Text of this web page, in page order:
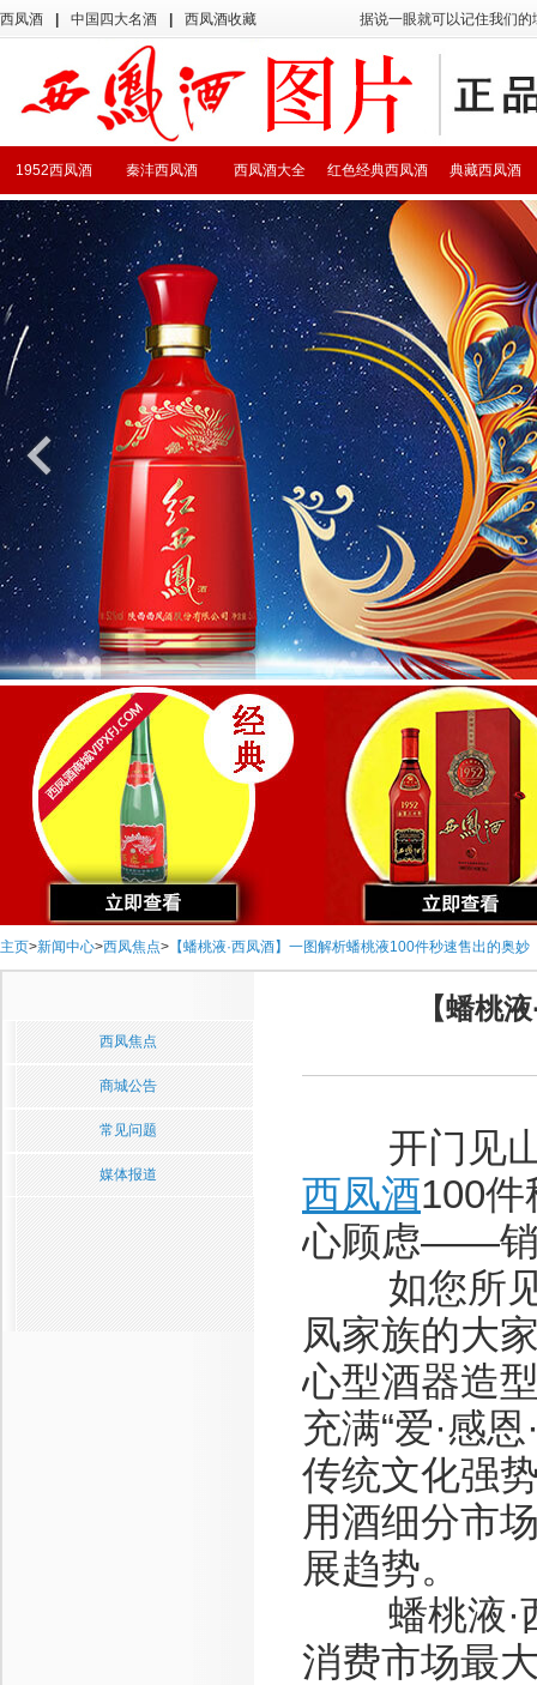
西凤酒 中国四大名酒 西凤酒收藏 据说一眼就可以记住我们
典藏西凤酒
红色经典西凤酒
西凤酒大全
秦沣西凤酒
1952西凤酒
主页>新闻中心>西凤焦点> 【蟠桃液·西凤酒】一图解析蟠桃液100件秒速售出的奥妙
西凤焦点
商城公告
常见问题
媒体报道
【蟠桃
开门见山
西凤酒100
心顾虑——销
如您所见
凤家族的大
心型酒器造
充满“爱·感
传统文化强
用酒细分市
展趋势。
蟠桃液·西
消费市场最